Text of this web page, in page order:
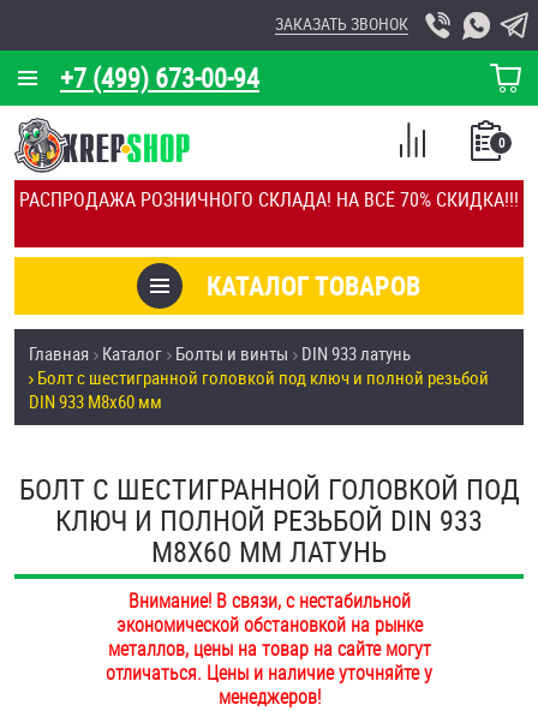
РАСПРОДАЖА РОЗНИЧНОГО СКЛАДА! НА ВСЁ 70% СКИДКА!!!
+7 (499) 673-00-94
ЗАКАЗАТЬ ЗВОНОК
КОРЗИНА
О КОМПАНИИ
КАЛЬКУЛЯТОР
ОТЗЫВЫ
УСЛУГИ
СКИДКИ
ПОКУПАТЕЛЯМ
ОПЛАТА И ДОСТАВКА
НАШИ МАГАЗИНЫ
КАТАЛОГ ТОВАРОВ
0
СПИСОК
СРАВНЕНИЕ
Товары со скидкой
Анкеры
Болты и винты
Втулки
Главная Каталог Болты и винты
DIN 933 латунь
Болт с шестигранной головкой под ключ и полной резьбой
DIN 933 М8х60 мм
БОЛТ С ШЕСТИГРАННОЙ ГОЛОВКОЙ ПОД
КЛЮЧ И ПОЛНОЙ РЕЗЬБОЙ DIN 933
М8Х60 ММ ЛАТУНЬ
Внимание! В связи, с нестабильной
экономической обстановкой на рынке
металлов, цены на товар на сайте могут
отличаться. Цены и наличие уточняйте у
менеджеров!